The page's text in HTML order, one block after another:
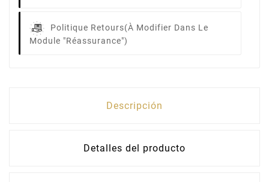
Politique Retours(à Modifier Dans Le
Module "Réassurance")
Descripción
Detalles del producto